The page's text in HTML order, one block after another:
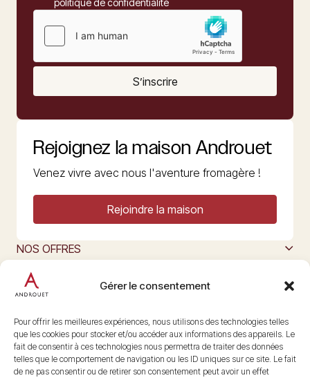
Gérer le consentement
Pour offrir les meilleures expériences, nous utilisons des technologies telles
que les cookies pour stocker et/ou accéder aux informations des appareils. Le
fait de consentir à ces technologies nous permettra de traiter des données
telles que le comportement de navigation ou les ID uniques sur ce site. Le fait
de ne pas consentir ou de retirer son consentement peut avoir un effet
politique de confidentialité
S’inscrire
Rejoignez la maison Androuet
Venez vivre avec nous l'aventure fromagère !
Rejoindre la maison
NOS OFFRES
L’ART DU FROMAGE
Nous suivre
@maisonandrouet
Copyright © 2026 Androuet